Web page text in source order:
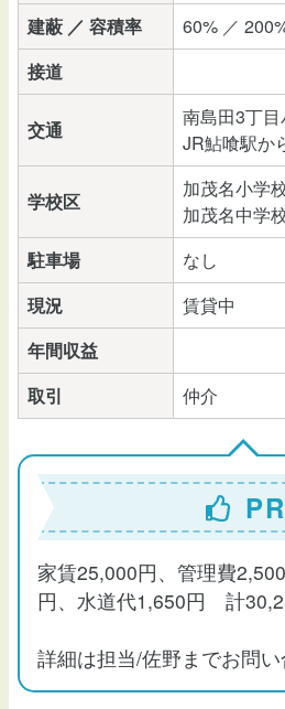
建蔽 ／ 容積率
60% ／
接道
交通
南島田3丁
JR鮎喰駅か
学校区
加茂名小学
加茂名中学
駐車場
なし
現況
賃貸中
年間収益
取引
仲介
PR
家賃25,000円、管理費
円、水道代1,650円 計
詳細は担当/佐野までお問い